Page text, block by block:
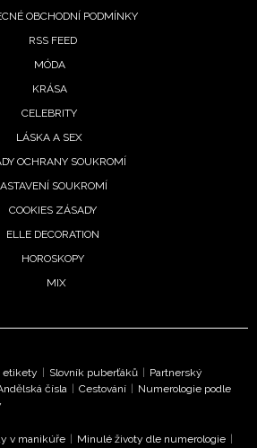
OBCHODNÍ PODMÍNKY
RSS FEED
MÓDA
KRÁSA
CELEBRITY
LÁSKA A SEX
OCHRANY SOUKROMÍ
SOUKROMÍ
COOKIES ZÁSADY
ELLE DECORATION
HOROSKOPY
MIX
etikety Slovník puberťáků
Partnerský
čísla Cestování
Numerologie podle
v manikúře Minulé životy dle numerologie